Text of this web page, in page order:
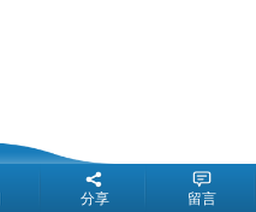
分享 留言